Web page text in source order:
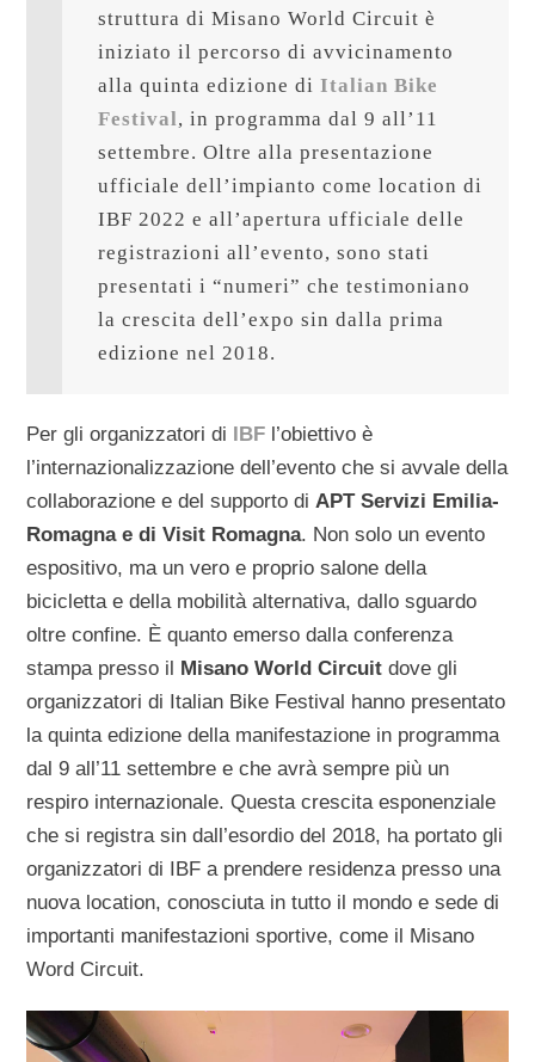
struttura di Misano World Circuit è
iniziato il percorso di avvicinamento
alla quinta edizione di Italian Bike
Festival, in programma dal 9 all’11
settembre. Oltre alla presentazione
ufficiale dell’impianto come location di
IBF 2022 e all’apertura ufficiale delle
registrazioni all’evento, sono stati
presentati i “numeri” che testimoniano
la crescita dell’expo sin dalla prima
edizione nel 2018.
Per gli organizzatori di IBF l’obiettivo è
l’internazionalizzazione dell’evento che si avvale della
collaborazione e del supporto di APT Servizi Emilia-
Romagna e di Visit Romagna. Non solo un evento
espositivo, ma un vero e proprio salone della
bicicletta e della mobilità alternativa, dallo sguardo
oltre confine. È quanto emerso dalla conferenza
stampa presso il Misano World Circuit dove gli
organizzatori di Italian Bike Festival hanno presentato
la quinta edizione della manifestazione in programma
dal 9 all’11 settembre e che avrà sempre più un
respiro internazionale. Questa crescita esponenziale
che si registra sin dall’esordio del 2018, ha portato gli
organizzatori di IBF a prendere residenza presso una
nuova location, conosciuta in tutto il mondo e sede di
importanti manifestazioni sportive, come il Misano
Word Circuit.